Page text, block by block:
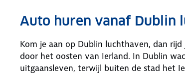
Auto huren vanaf Dublin
Kom je aan op Dublin luchthaven, dan
door het oosten van Ierland. In Dublin
uitgaansleven, terwijl buiten de stad het